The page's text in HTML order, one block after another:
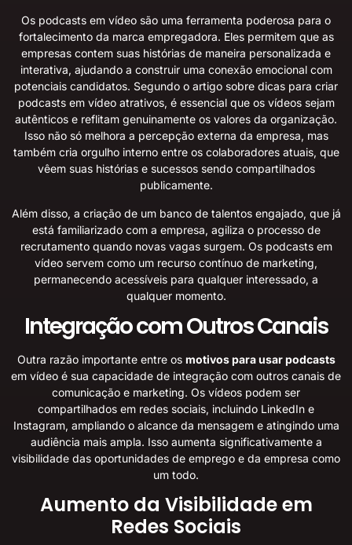
Os podcasts em vídeo são uma ferramenta poderosa para o
fortalecimento da marca empregadora. Eles permitem que as
empresas contem suas histórias de maneira personalizada e
interativa, ajudando a construir uma conexão emocional com
potenciais candidatos. Segundo o artigo sobre dicas para criar
podcasts em vídeo atrativos, é essencial que os vídeos sejam
autênticos e reflitam genuinamente os valores da organização.
Isso não só melhora a percepção externa da empresa, mas
também cria orgulho interno entre os colaboradores atuais, que
vêem suas histórias e sucessos sendo compartilhados
publicamente.
Além disso, a criação de um banco de talentos engajado, que já
está familiarizado com a empresa, agiliza o processo de
recrutamento quando novas vagas surgem. Os podcasts em
vídeo servem como um recurso contínuo de marketing,
permanecendo acessíveis para qualquer interessado, a
qualquer momento.
Integração com Outros Canais
Outra razão importante entre os motivos para usar podcasts
em vídeo é sua capacidade de integração com outros canais de
comunicação e marketing. Os vídeos podem ser
compartilhados em redes sociais, incluindo LinkedIn e
Instagram, ampliando o alcance da mensagem e atingindo uma
audiência mais ampla. Isso aumenta significativamente a
visibilidade das oportunidades de emprego e da empresa como
um todo.
Aumento da Visibilidade em
Redes Sociais